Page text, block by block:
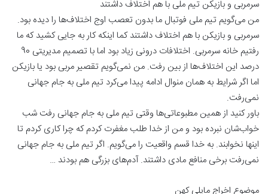
سرمربی و بازیکن تیم ملی با هم اختلاف داشتند
من می‌گویم تیم ملی فوتبال ما بدون تعصب اوج اختلاف‌ها را دیده بود.
سرمربی و بازیکن با هم اختلاف داشتند کما اینکه کار به جایی کشید که ما
رفتیم خانه سرمربی. اختلافات درونی زیاد بود اما با تصمیم مدیریتی 90
درصد این اختلاف‌ها از بین رفت. من نمی‌گویم تقصیر مربی بود یا بازیکن
اما اگر شرایط به همان منوال ادامه پیدا می‌کرد تیم ملی به جام جهانی
نمی‌رفت.
باور کنید از همین مطبوعاتی‌ها وقتی تیم ملی به جام جهانی رفت شب
خواب‌شان نبرده بود و من از خدا طلب مغفرت کردم که چرا کاری کردم تا
اینها نخوابند. به خدا قسم واقعیت را می‌گویم. اگر تیم ملی به جام جهانی
نمی‌رفت برخی منافع مادی داشتند. آدم‌های بزرگی هم بودند …
موضوع اخراج مایلی کهن